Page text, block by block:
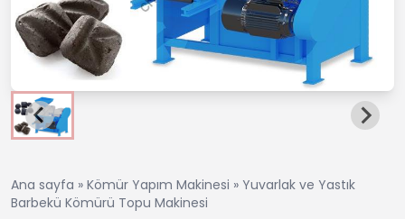
Ana sayfa » Kömür Yapım Makinesi » Yuvarlak ve Yastık
Barbekü Kömürü Topu Makinesi